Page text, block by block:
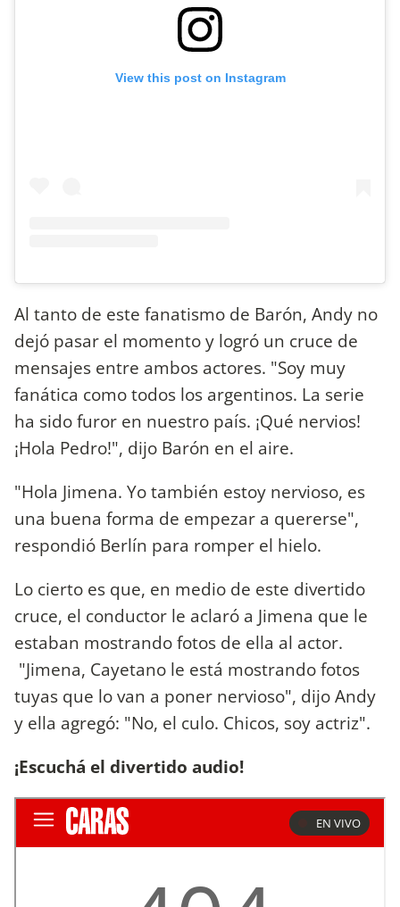
View this post on Instagram
Al tanto de este fanatismo de Barón, Andy no
dejó pasar el momento y logró un cruce de
mensajes entre ambos actores. "Soy muy
fanática como todos los argentinos. La serie
ha sido furor en nuestro país. ¡Qué nervios!
¡Hola Pedro!", dijo Barón en el aire.
"Hola Jimena. Yo también estoy nervioso, es
una buena forma de empezar a quererse",
respondió Berlín para romper el hielo.
Lo cierto es que, en medio de este divertido
cruce, el conductor le aclaró a Jimena que le
estaban mostrando fotos de ella al actor.
"Jimena, Cayetano le está mostrando fotos
tuyas que lo van a poner nervioso", dijo Andy
y ella agregó: "No, el culo. Chicos, soy actriz".
¡Escuchá el divertido audio!